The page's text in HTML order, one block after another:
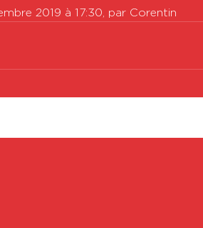
2019 à 17:30, par Corentin